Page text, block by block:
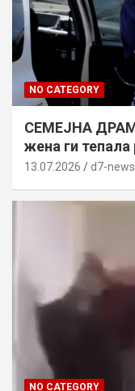
NO CATEGORY
СЕМЕЈНА
жена ги
13.07.2026 d7-news
NO CATEGORY